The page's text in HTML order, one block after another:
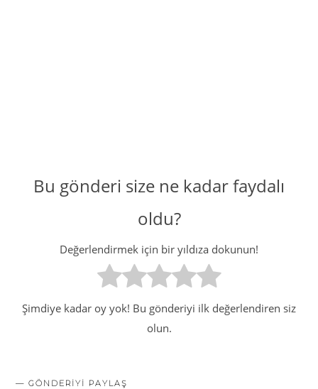
Bu gönderi size ne kadar faydalı
oldu?
Değerlendirmek için bir yıldıza dokunun!
Şimdiye kadar oy yok! Bu gönderiyi ilk değerlendiren siz
olun.
GÖNDERIYI PAYLAŞ